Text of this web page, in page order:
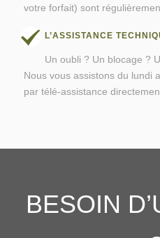
votre forfait) sont
L’ASSISTANCE
Un oubli ? Un blocage ?
Nous vous assistons du lundi
par télé-assistance
BESOIN